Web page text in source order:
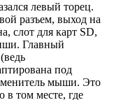
левый торец.
разъем, выход на
слот для карт SD,
Главный
под
мыши. Это
том месте, где